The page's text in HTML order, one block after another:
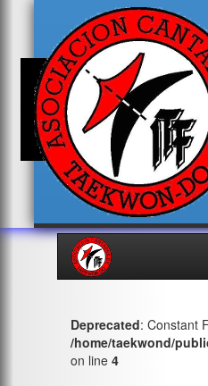
Deprecated: Constant
/home/taekwond/
on line 4